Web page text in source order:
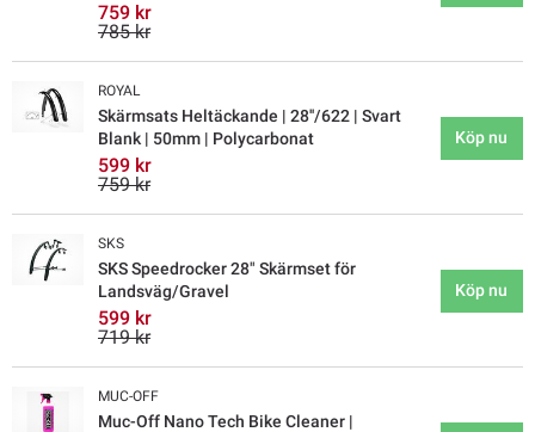
759 kr
785 kr
ROYAL
Skärmsats Heltäckande | 28''/622 | Svart
Blank | 50mm | Polycarbonat
599 kr
759 kr
Köp nu
SKS
SKS Speedrocker 28" Skärmset för
Landsväg/Gravel
599 kr
719 kr
Köp nu
MUC-OFF
Muc-Off Nano Tech Bike Cleaner |